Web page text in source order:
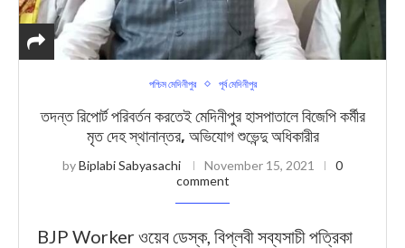
পশ্চিম মেদিনীপুর পূর্ব মেদিনীপুর
তদন্ত রিপোর্ট পরিবর্তন করতেই মেদিনীপুর হাসপাতালে বিজেপি কর্মীর
মৃত দেহ স্থানান্তর, অভিযোগ শুভেন্দু অধিকারীর
byBiplabi Sabyasachi November 15, 2021
0
comment
BJP Worker ওয়েব ডেস্ক, বিপ্লবী সব্যসাচী পত্রিকা